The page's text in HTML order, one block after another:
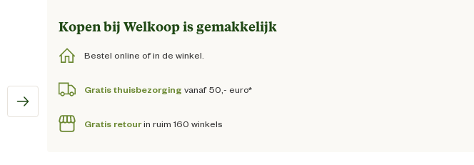
Kopen bij Welkoop is gemakkelijk
Bestel online of in de winkel.
Gratis thuisbezorging vanaf 50,- euro*
Gratis retourin ruim 160 winkels